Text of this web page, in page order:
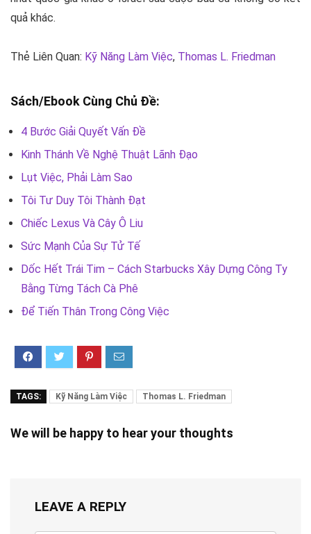
quả khác.
Thẻ Liên Quan: Kỹ Năng Làm Việc, Thomas L. Friedman
Sách/Ebook Cùng Chủ Đề:
4 Bước Giải Quyết Vấn Đề
Kinh Thánh Về Nghệ Thuật Lãnh Đạo
Lụt Việc, Phải Làm Sao
Tôi Tư Duy Tôi Thành Đạt
Chiếc Lexus Và Cây Ô Liu
Sức Mạnh Của Sự Tử Tế
Dốc Hết Trái Tim – Cách Starbucks Xây Dựng Công Ty
Bằng Từng Tách Cà Phê
Để Tiến Thân Trong Công Việc
TAGS: Kỹ Năng Làm Việc Thomas L. Friedman
We will be happy to hear your thoughts
LEAVE A REPLY